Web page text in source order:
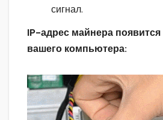
сигнал.
IP-адрес майнера появится
вашего компьютера: